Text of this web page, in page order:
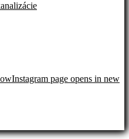
Instagram page opens in new